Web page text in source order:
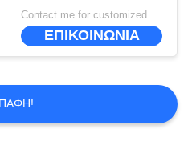
για το ODM
διαμερισμάτων
Contact me for customized MOQ:10
ΕΠΙΚΟΙΝΩΝΙΑ